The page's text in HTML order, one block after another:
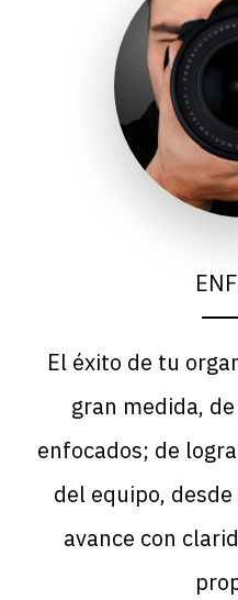
El éxito de tu
gran medida, de
enfocados; de
del equipo,
avance con